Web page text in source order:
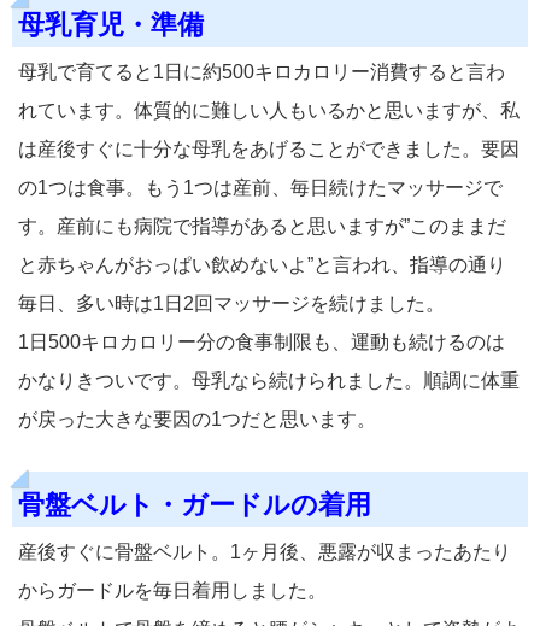
母乳育児・準備
母乳で育てると1日に約500キロカロリー消費すると言わ
れています。体質的に難しい人もいるかと思いますが、私
は産後すぐに十分な母乳をあげることができました。要因
の1つは食事。もう1つは産前、毎日続けたマッサージで
す。産前にも病院で指導があると思いますが”このままだ
と赤ちゃんがおっぱい飲めないよ”と言われ、指導の通り
毎日、多い時は1日2回マッサージを続けました。
1日500キロカロリー分の食事制限も、運動も続けるのは
かなりきついです。母乳なら続けられました。順調に体重
が戻った大きな要因の1つだと思います。
骨盤ベルト・ガードルの着用
産後すぐに骨盤ベルト。1ヶ月後、悪露が収まったあたり
からガードルを毎日着用しました。